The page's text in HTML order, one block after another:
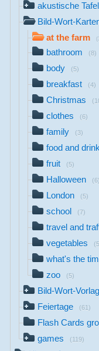
akustische
Bild-Wort-
at the farm
bathroom (8)
body (5)
breakfast (4)
Christmas
clothes (6)
family (3)
food and drink
fruit (5)
Halloween (6)
London (5)
school (7)
travel and
vegetables
what's the
zoo (5)
Bild-Wort-
Feiertage (61)
Flash Cards
games (119)